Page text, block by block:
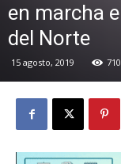
en marcha
del Norte
15 agosto, 2019 710